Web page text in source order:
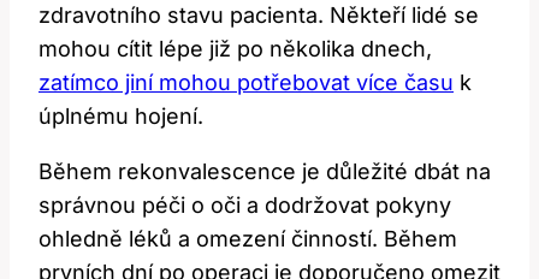
zdravotního stavu pacienta. Někteří lidé se
mohou cítit lépe již po několika dnech,
zatímco jiní mohou potřebovat více času k
úplnému hojení.
Během rekonvalescence je důležité dbát na
správnou péči o oči a dodržovat pokyny
ohledně léků a omezení činností. Během
prvních dní po operaci je doporučeno omezit